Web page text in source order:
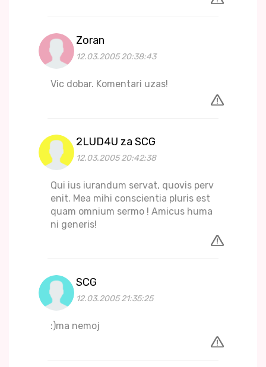
Zoran
12.03.2005 20:38:43
Vic dobar. Komentari uzas!
2LUD4U za SCG
12.03.2005 20:42:38
Qui ius iurandum servat, quovis perv
enit. Mea mihi conscientia pluris est
quam omnium sermo ! Amicus huma
ni generis!
SCG
12.03.2005 21:35:25
:)ma nemoj